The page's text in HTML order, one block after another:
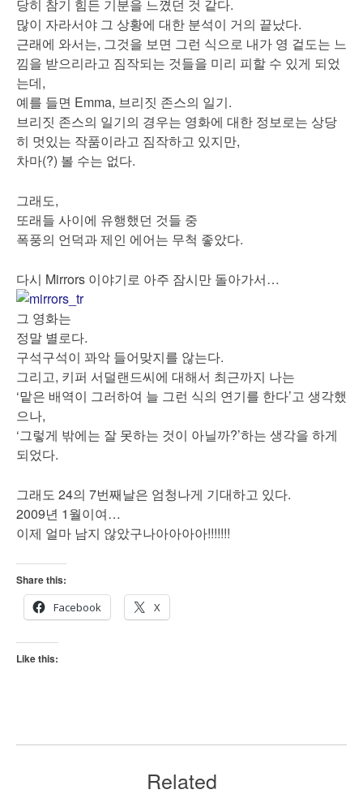
당히 참기 힘든 기분을 느꼈던 것 같다.
많이 자라서야 그 상황에 대한 분석이 거의 끝났다.
근래에 와서는, 그것을 보면 그런 식으로 내가 영 겉도는 느
낌을 받으리라고 짐작되는 것들을 미리 피할 수 있게 되었
는데,
예를 들면 Emma, 브리짓 존스의 일기.
브리짓 존스의 일기의 경우는 영화에 대한 정보로는 상당
히 멋있는 작품이라고 짐작하고 있지만,
차마(?) 볼 수는 없다.
그래도,
또래들 사이에 유행했던 것들 중
폭풍의 언덕과 제인 에어는 무척 좋았다.
다시 Mirrors 이야기로 아주 잠시만 돌아가서…
그 영화는
정말 별로다.
구석구석이 꽈악 들어맞지를 않는다.
그리고, 키퍼 서덜랜드씨에 대해서 최근까지 나는
‘맡은 배역이 그러하여 늘 그런 식의 연기를 한다’고 생각했
으나,
‘그렇게 밖에는 잘 못하는 것이 아닐까?’하는 생각을 하게
되었다.
그래도 24의 7번째날은 엄청나게 기대하고 있다.
2009년 1월이여…
이제 얼마 남지 않았구나아아아아!!!!!!!
Share this:
Facebook
X
Like this:
Related